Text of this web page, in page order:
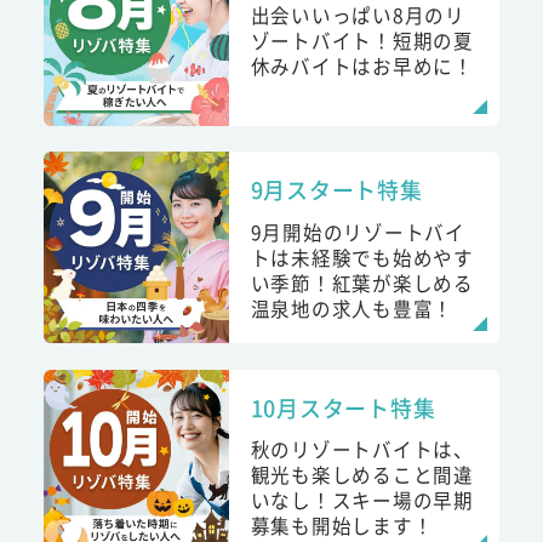
出会いいっぱい8月のリ
ゾートバイト！短期の夏
休みバイトはお早めに！
9月スタート特集
9月開始のリゾートバイ
トは未経験でも始めやす
い季節！紅葉が楽しめる
温泉地の求人も豊富！
10月スタート特集
秋のリゾートバイトは、
観光も楽しめること間違
いなし！スキー場の早期
募集も開始します！